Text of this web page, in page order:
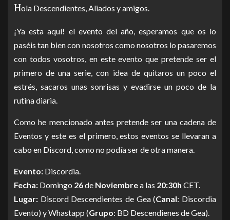
Hola Descendientes, Aliados y amigos.
¡Ya esta aquí! el evento del año, esperamos que os lo
paséis tan bien con nosotros como nosotros lo pasaremos
con todos vosotros, en este evento que pretende ser el
primero de una serie, con idea de quitaros un poco el
estrés, sacaros unas sonrisas y evadirse un poco de la
rutina diaria.
Como he mencionado antes pretende ser una cadena de
Eventos y este es el primero, estos eventos se llevaran a
cabo en Discord, como no podía ser de otra manera.
Evento: Discordia.
Fecha: Domingo 26de Noviembrea las 20:30h CET.
Lugar: Discord Descendientes de Gea (Canal: Discordia
Evento) y Whastapp (Grupo: BD Descendienes de Gea).